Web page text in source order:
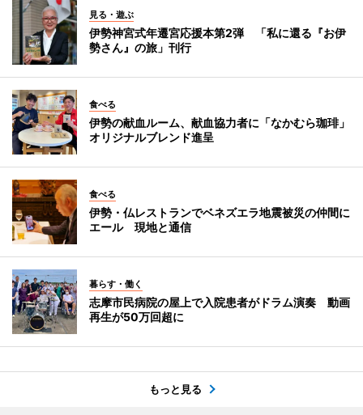
見る・遊ぶ
伊勢神宮式年遷宮応援本第2弾 「私に還る『お伊
勢さん』の旅」刊行
食べる
伊勢の献血ルーム、献血協力者に「なかむら珈琲」
オリジナルブレンド進呈
食べる
伊勢・仏レストランでベネズエラ地震被災の仲間に
エール 現地と通信
暮らす・働く
志摩市民病院の屋上で入院患者がドラム演奏 動画
再生が50万回超に
もっと見る